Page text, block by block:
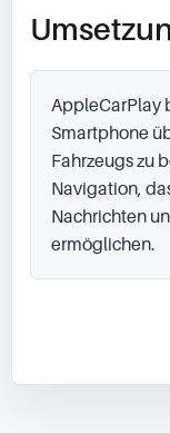
AppleCarPlay
Smartphone
Fahrzeugs zu
Navigation,
Nachrichten
ermöglichen.